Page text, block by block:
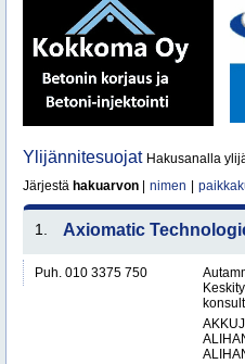
Ylijännitesuojat Hakusanalla
Järjestä hakuarvon nimen
1. Axiomatic
Puh. 010 3375 750